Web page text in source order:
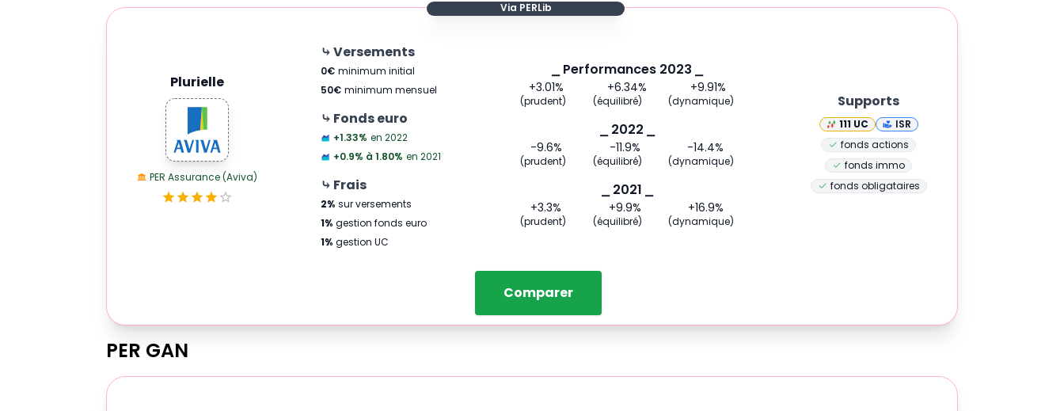
Via PERLib
Plurielle
PER Assurance (Aviva)
⤷ Versements
0€ minimum initial
50€ minimum mensuel
⤷ Fonds euro
+1.33% en 2022
+0.9% à 1.80% en 2021
⤷ Frais
2% sur versements
1% gestion fonds euro
1% gestion UC
⎯ Performances 2023 ⎯
+3.01% +6.34% +9.91%
(prudent) (équilibré) (dynamique)
⎯ 2022 ⎯
-9.6% -11.9% -14.4%
(prudent) (équilibré) (dynamique)
⎯ 2021 ⎯
+3.3% +9.9% +16.9%
(prudent) (équilibré) (dynamique)
Supports
111 UC
ISR
fonds actions
fonds immo
fonds obligataires
Comparer
PER GAN